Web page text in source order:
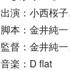
出演：小西桜
脚本：金井純一
監督：金井純
音楽：D flat